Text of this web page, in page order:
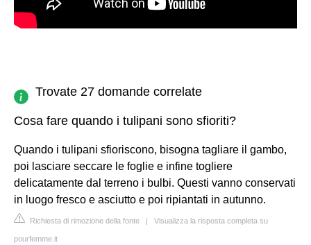
Trovate 27 domande correlate
Cosa fare quando i tulipani sono sfioriti?
Quando i tulipani sfioriscono, bisogna tagliare il gambo,
poi lasciare seccare le foglie e infine togliere
delicatamente dal terreno i bulbi. Questi vanno conservati
in luogo fresco e asciutto e poi ripiantati in autunno.
Richiesta di rimozione della fonte | Visualizza la risposta completa su
pourfemme.it